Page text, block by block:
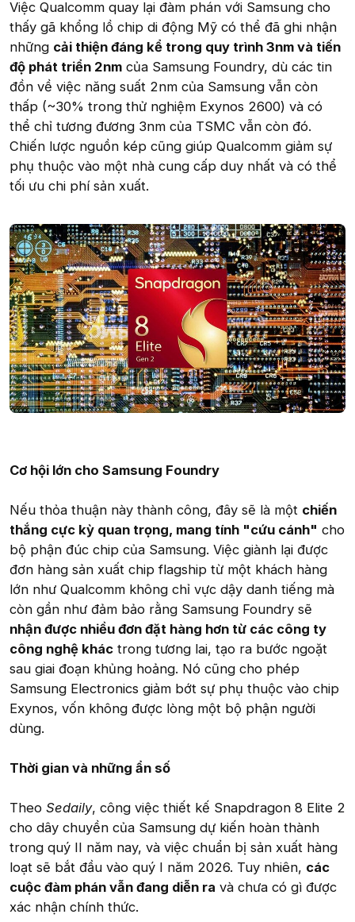
Việc Qualcomm quay lại đàm phán với Samsung cho
thấy gã khổng lồ chip di động Mỹ có thể đã ghi nhận
những cải thiện đáng kể trong quy trình 3nm và tiến
độ phát triển 2nm của Samsung Foundry, dù các tin
đồn về việc năng suất 2nm của Samsung vẫn còn
thấp (~30% trong thử nghiệm Exynos 2600) và có
thể chỉ tương đương 3nm của TSMC vẫn còn đó.
Chiến lược nguồn kép cũng giúp Qualcomm giảm sự
phụ thuộc vào một nhà cung cấp duy nhất và có thể
tối ưu chi phí sản xuất.
Cơ hội lớn cho Samsung Foundry
Nếu thỏa thuận này thành công, đây sẽ là một chiến
thắng cực kỳ quan trọng, mang tính "cứu cánh" cho
bộ phận đúc chip của Samsung. Việc giành lại được
đơn hàng sản xuất chip flagship từ một khách hàng
lớn như Qualcomm không chỉ vực dậy danh tiếng mà
còn gần như đảm bảo rằng Samsung Foundry sẽ
nhận được nhiều đơn đặt hàng hơn từ các công ty
công nghệ khác trong tương lai, tạo ra bước ngoặt
sau giai đoạn khủng hoảng. Nó cũng cho phép
Samsung Electronics giảm bớt sự phụ thuộc vào chip
Exynos, vốn không được lòng một bộ phận người
dùng.
Thời gian và những ẩn số
Theo Sedaily, công việc thiết kế Snapdragon 8 Elite 2
cho dây chuyền của Samsung dự kiến hoàn thành
trong quý II năm nay, và việc chuẩn bị sản xuất hàng
loạt sẽ bắt đầu vào quý I năm 2026. Tuy nhiên, các
cuộc đàm phán vẫn đang diễn ra và chưa có gì được
xác nhận chính thức.